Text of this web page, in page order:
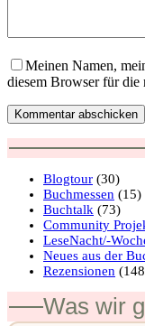
Meinen Namen,
diesem Browser für die
Kommentar abschicken
Blogtour (30)
Buchmessen (15)
Buchtalk (73)
Community
LeseNacht/-
Neues aus der
Rezensionen
Was wir